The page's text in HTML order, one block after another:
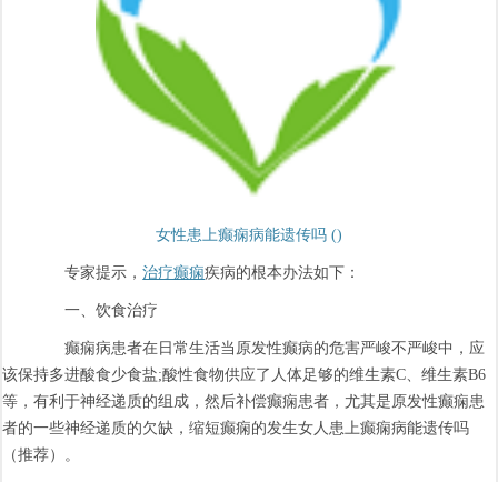
女性患上癫痫病能遗传吗 ()
专家提示，治疗癫痫疾病的根本办法如下：
一、饮食治疗
癫痫病患者在日常生活当原发性癫病的危害严峻不严峻中，应
该保持多进酸食少食盐;酸性食物供应了人体足够的维生素C、维生素B6
等，有利于神经递质的组成，然后补偿癫痫患者，尤其是原发性癫痫患
者的一些神经递质的欠缺，缩短癫痫的发生女人患上癫痫病能遗传吗
（推荐）。